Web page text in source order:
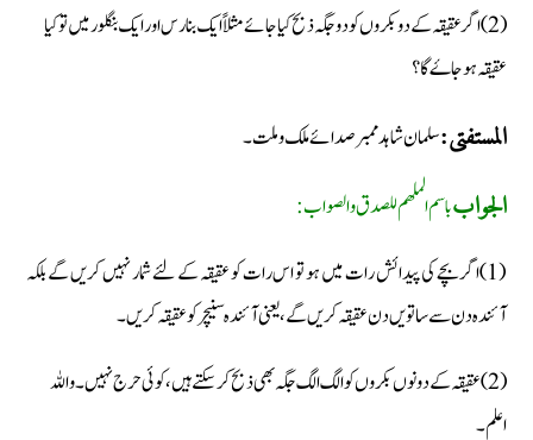
(2) اگر عقیقہ کے دو بکروں کو دو جگہ ذبح کیا جائے مثلاً ایک بنارس اور ایک بنگلور میں تو کیا
عقیقہ ہو جاۓ گا؟
المستفتی:سلمان شاہد ممبر صدائے ملک وملت۔
الجوابباسم الملھم للصدق والصواب:
(1) اگر بچے کی پیدائش رات میں ہو تو اس رات کو عقیقہ کے لئے شمار نہیں کریں گے بلکہ
آئندہ دن سے ساتویں دن عقیقہ کریں گے، یعنی آئندہ سنیچر کو عقیقہ کریں۔
(2) عقیقہ کے دونوں بکروں کو الگ الگ جگہ بھی ذبح کرسکتے ہیں، کوئی حرج نہیں۔ واللہ
اعلم۔